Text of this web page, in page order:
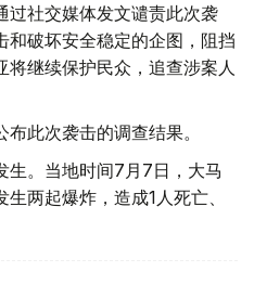
过社交媒体发文谴责此次袭
和破坏安全稳定的企图，阻挡
继续保护民众，追查涉案人
此次袭击的调查结果。
生。当地时间7月7日，大马
两起爆炸，造成1人死亡、